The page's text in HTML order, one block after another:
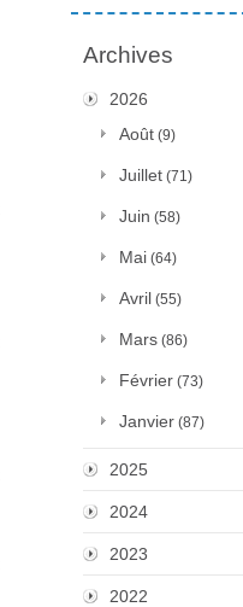
Archives
2026
Août (9)
Juillet (71)
Juin (58)
Mai (64)
Avril (55)
Mars (86)
Février (73)
Janvier (87)
2025
2024
2023
2022